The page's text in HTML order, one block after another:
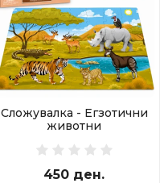
Сложувалка - Егзотични
животни
450 ден.